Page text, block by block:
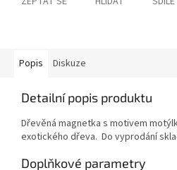
Popis Diskuze
Detailní popis produktu
Dřevěná magnetka s motivem
exotického dřeva. Do vyprodání
Doplňkové parametry